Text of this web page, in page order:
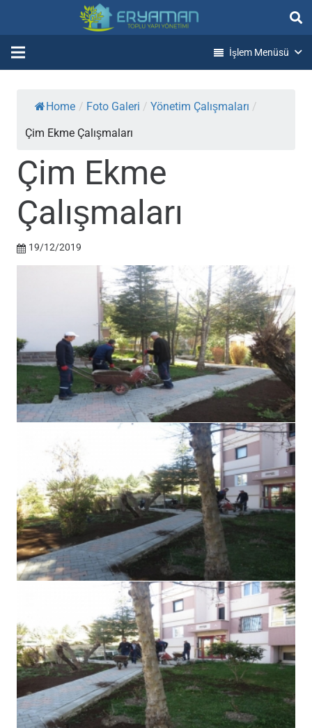
İşlem Menüsü
Home / Foto Galeri / Yönetim Çalışmaları /
Çim Ekme Çalışmaları
Çim Ekme
Çalışmaları
19/12/2019